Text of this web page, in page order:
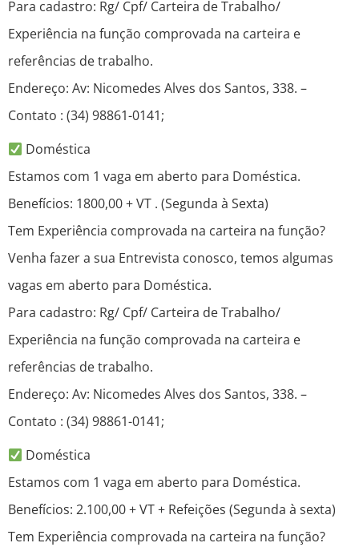
Para cadastro: Rg/ Cpf/ Carteira de Trabalho/
Experiência na função comprovada na carteira e
referências de trabalho.
Endereço: Av: Nicomedes Alves dos Santos, 338. –
Contato : (34) 98861-0141;
Doméstica
Estamos com 1 vaga em aberto para Doméstica.
Benefícios: 1800,00 + VT . (Segunda à Sexta)
Tem Experiência comprovada na carteira na função?
Venha fazer a sua Entrevista conosco, temos algumas
vagas em aberto para Doméstica.
Para cadastro: Rg/ Cpf/ Carteira de Trabalho/
Experiência na função comprovada na carteira e
referências de trabalho.
Endereço: Av: Nicomedes Alves dos Santos, 338. –
Contato : (34) 98861-0141;
Doméstica
Estamos com 1 vaga em aberto para Doméstica.
Benefícios: 2.100,00 + VT + Refeições (Segunda à sexta)
Tem Experiência comprovada na carteira na função?